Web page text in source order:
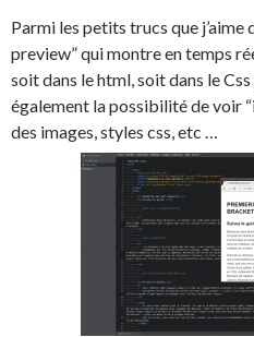
Parmi les petits trucs que j’aime
preview” qui montre en temps
soit dans le html, soit dans le
également la possibilité de voir
des images, styles css, etc …